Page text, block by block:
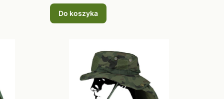
Do koszyka